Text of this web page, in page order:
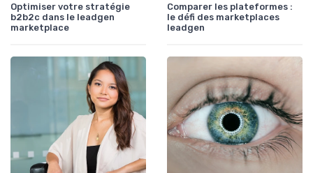
Optimiser votre stratégie
b2b2c dans le leadgen
marketplace
Comparer les plateformes :
le défi des marketplaces
leadgen